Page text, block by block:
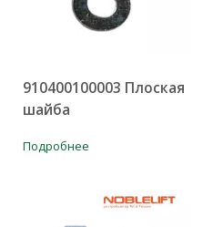
910400100003 Плоская
шайба
Подробнее